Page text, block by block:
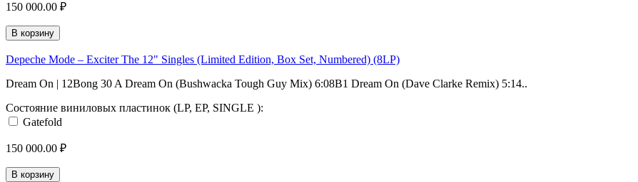
150 000.00 ₽
В корзину
Depeche Mode – Exciter The 12" Singles (Limited Edition, Box Set, Numbered) (8LP)
Dream On | 12Bong 30 A Dream On (Bushwacka Tough Guy Mix) 6:08B1 Dream On (Dave Clarke Remix) 5:14..
Состояние виниловых пластинок (LP, EP, SINGLE ):
Gatefold
150 000.00 ₽
В корзину